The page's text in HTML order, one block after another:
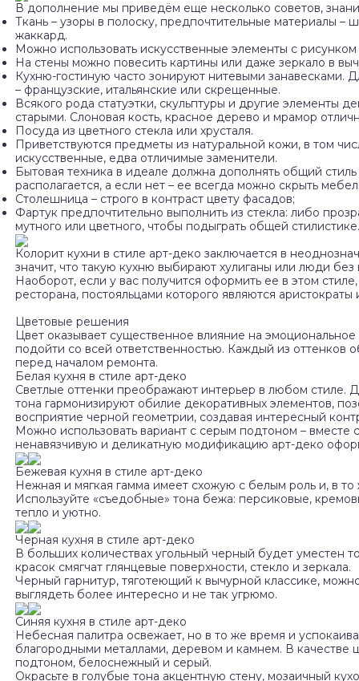
В дополнение мы приведём еще несколько советов,
Ткань – узоры в полоску, предпочтительные материалы –
жаккард.
Можно использовать искусственные элементы с
На стены можно повесить картины или даже зеркало в
Кухню-гостиную часто зонируют нитевыми
– французские, итальянские или скрещенные.
Всякого рода статуэтки, скульптуры и другие элементы
старыми. Слоновая кость, красное дерево и мрамор
Посуда из цветного стекла или хрусталя.
Приветствуются предметы из натуральной кожи, в том
искусственные, едва отличимые заменители.
Бытовая техника в идеале должна дополнять общий
располагается, а если нет – ее всегда можно скрыть
Столешница – строго в контраст цвету фасадов;
Фартук предпочтительно выполнить из стекла: либо
мутного или цветного, чтобы подыграть общей стилистике.
Колорит кухни в стиле арт-деко заключается в
значит, что такую кухню выбирают хулиганы или люди без
Наоборот, если у вас получится оформить ее в этом
ресторана, постояльцами которого являются
Цветовые решения
Цвет оказывает существенное влияние на
подойти со всей ответственностью. Каждый из оттенков
перед началом ремонта.
Белая кухня в стиле арт-деко
Светлые оттенки преображают интерьер в любом
тона гармонизируют обилие декоративных элементов,
восприятие черной геометрии, создавая интересный
Можно использовать вариант с серым подтоном –
ненавязчивую и деликатную модификацию арт-деко
Бежевая кухня в стиле арт-деко
Нежная и мягкая гамма имеет схожую с белым роль и, в
Используйте «съедобные» тона бежа: персиковые,
тепло и уютно.
Черная кухня в стиле арт-деко
В больших количествах угольный черный будет уместен
красок смягчат глянцевые поверхности, стекло и зеркала.
Черный гарнитур, тяготеющий к вычурной классике,
выглядеть более интересно и не так угрюмо.
Синяя кухня в стиле арт-деко
Небесная палитра освежает, но в то же время и
благородными металлами, деревом и камнем. В качестве
подтоном, белоснежный и серый.
Окрасьте в голубые тона акцентную стену, мозаичный